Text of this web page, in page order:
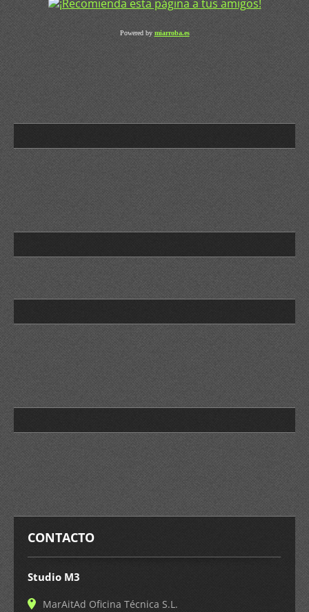
Powered by miarroba.es
CONTACTO
Studio M3
MarAitAd Oficina Técnica S.L.